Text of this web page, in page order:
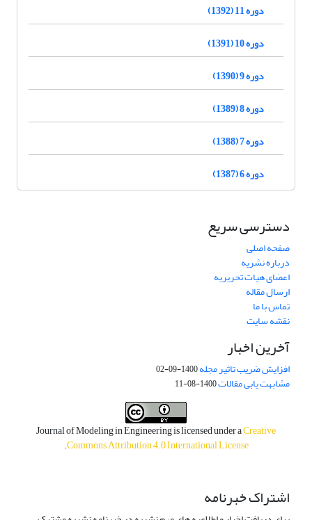
دوره 11 (1392)
دوره 10 (1391)
دوره 9 (1390)
دوره 8 (1389)
دوره 7 (1388)
دوره 6 (1387)
دسترسی سریع
صفحه اصلی
درباره نشریه
اعضای هیات تحریریه
ارسال مقاله
تماس با ما
نقشه سایت
آخرین اخبار
افزایش ضریب تاثیر مجله1400-09-02
مشابهت یابی مقالات1400-08-11
Journal of Modeling in Engineering is licensed under aCreative
Commons Attribution 4.0 International License
.
اشتراک خبرنامه